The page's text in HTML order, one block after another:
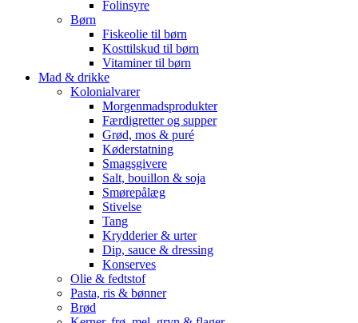
Folinsyre
Børn
Fiskeolie til børn
Kosttilskud til børn
Vitaminer til børn
Mad & drikke
Kolonialvarer
Morgenmadsprodukter
Færdigretter og supper
Grød, mos & puré
Køderstatning
Smagsgivere
Salt, bouillon & soja
Smørepålæg
Stivelse
Tang
Krydderier & urter
Dip, sauce & dressing
Konserves
Olie & fedtstof
Pasta, ris & bønner
Brød